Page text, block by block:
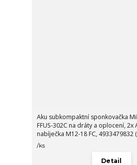
Aku subkompaktní sponkovačka
FFUS-302C na dráty a oplocení, 2x
nabíječka M12-18 FC, 4933479832
/ks
Detail